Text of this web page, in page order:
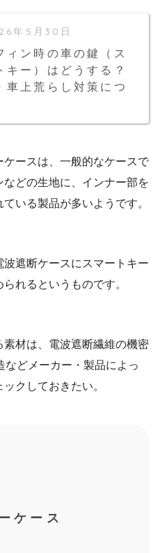
年5月30日
ィン時の車の鍵（ス
キー）はどうする？
車上荒らし対策につ
ースは、一般的なケースで
どの生地に、インナー部を
いる製品が多いようです。
遮断ケースにスマートキー
れるというものです。
材は、電波遮断繊維の機密
どメーカー・製品によっ
クしておきたい。
ケース